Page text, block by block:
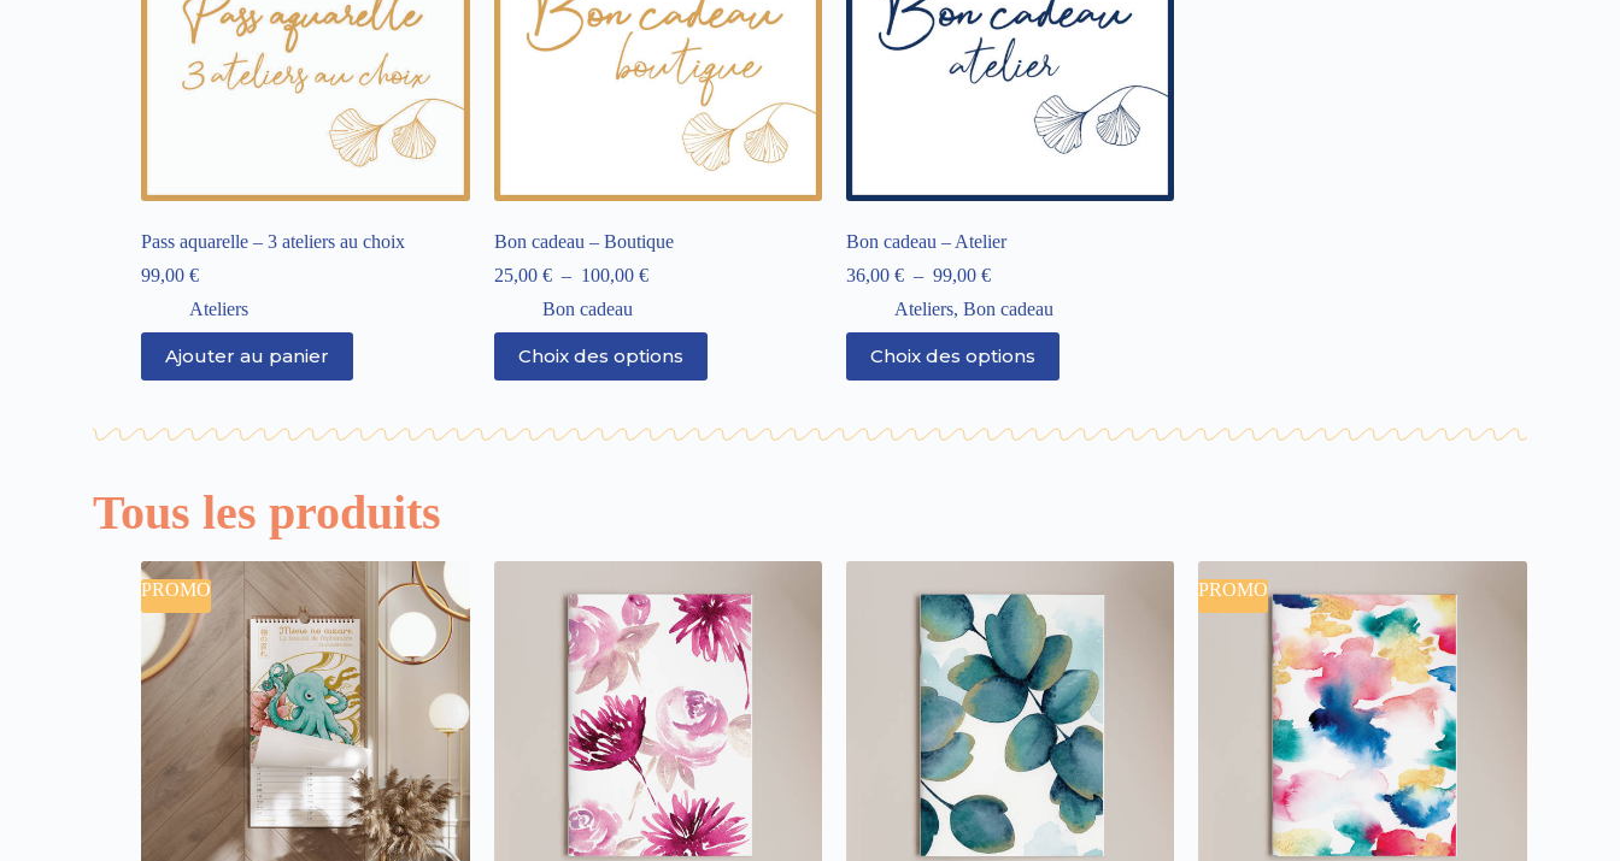
Pass aquarelle – 3 ateliers au choix
99,00€
Ateliers
Ajouter au panier
Bon cadeau – Boutique
25,00 € – 100,00 €
Bon cadeau
Choix des options
Bon cadeau – Atelier
36,00 € – 99,00 €
Ateliers, Bon cadeau
Choix des options
Tous les produits
PROMO PROMO